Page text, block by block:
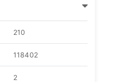
210
118402
2